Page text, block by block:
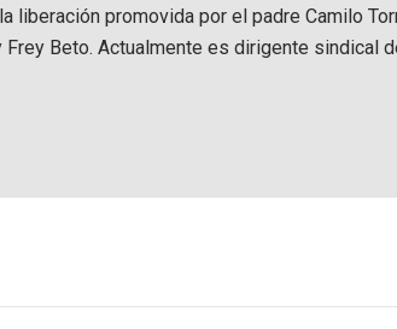
liberación promovida por el padre Camilo
Beto. Actualmente es dirigente sindical